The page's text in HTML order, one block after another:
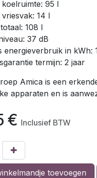
koelruimte: 95 l
14 l
108 l
37 dB
energieverbruik in kWh:
termijn: 2 jaar
Amica is een
apparaten en is
€ Inclusief BTW
toevoegen